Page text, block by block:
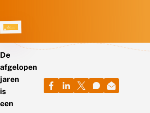
De
afgelopen
jaren
is
een